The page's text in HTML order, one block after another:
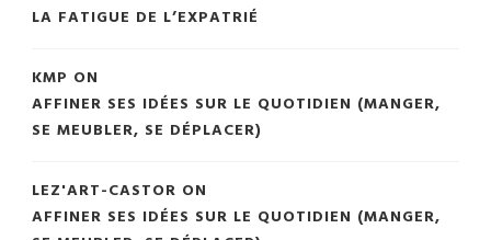
LA FATIGUE DE L’EXPATRIÉ
KMP ON
AFFINER SES IDÉES SUR LE QUOTIDIEN (MANGER,
SE MEUBLER, SE DÉPLACER)
LEZ'ART-CASTOR ON
AFFINER SES IDÉES SUR LE QUOTIDIEN (MANGER,